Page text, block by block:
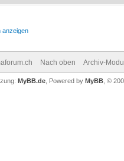
anzeigen
Nach oben Archiv-
MyBB.de , Powered by MyBB , ©